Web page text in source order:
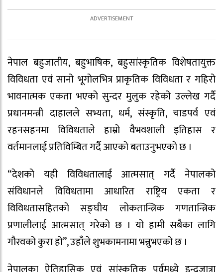
नेपाल बहुजातीय, बहुभाषिक, बहुसांस्कृतिक विशेषतायुक्त
विविधता एवं सानो भूगोलभित्र प्राकृतिक विविधता र गहिरो
भावनात्मक एकता भएको सुन्दर मुलुक रहेको उल्लेख गर्दै
प्रधानमन्त्री दाहालले सभ्यता, धर्म, संस्कृति, चाडपर्व एवं
रहनसहनमा विविधताले हाम्रो वैभवशाली इतिहास र
वर्तमानलाई प्रतिविम्बित गर्दै आएको बताउनुभएको छ ।
“देशको यही विविधतालाई आत्मसात् गर्दै नेपालको
संविधानले विविधतामा आधारित राष्ट्रिय एकता र
विविधतासहितको सङ्घीय लोकतान्त्रिक गणतान्त्रिक
प्रणालीलाई आत्मसात् गरेको छ । यो हामी सबैका लागि
गौरवको कुरा हो”, उहाँले शुभकामनामा भन्नुभएको छ ।